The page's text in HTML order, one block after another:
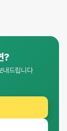
?
내드립니다